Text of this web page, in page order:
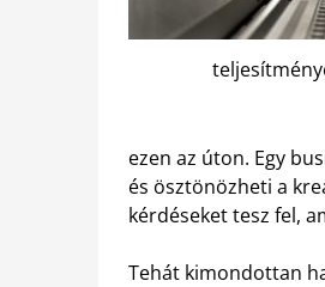
ezen az úton. Egy
és ösztönözheti a
kérdéseket tesz fel,
Tehát kimondottan